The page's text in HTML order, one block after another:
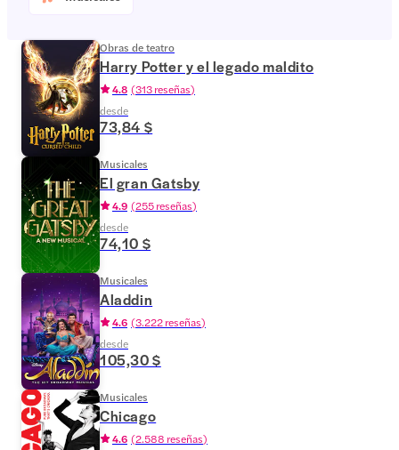
Obras de teatro
Harry Potter y el legado maldito
4.8 (313 reseñas)
desde
73,84 $
Musicales
El gran Gatsby
4.9 (255 reseñas)
desde
74,10 $
Musicales
Aladdin
4.6 (3.222 reseñas)
desde
105,30 $
Musicales
Chicago
4.6 (2.588 reseñas)